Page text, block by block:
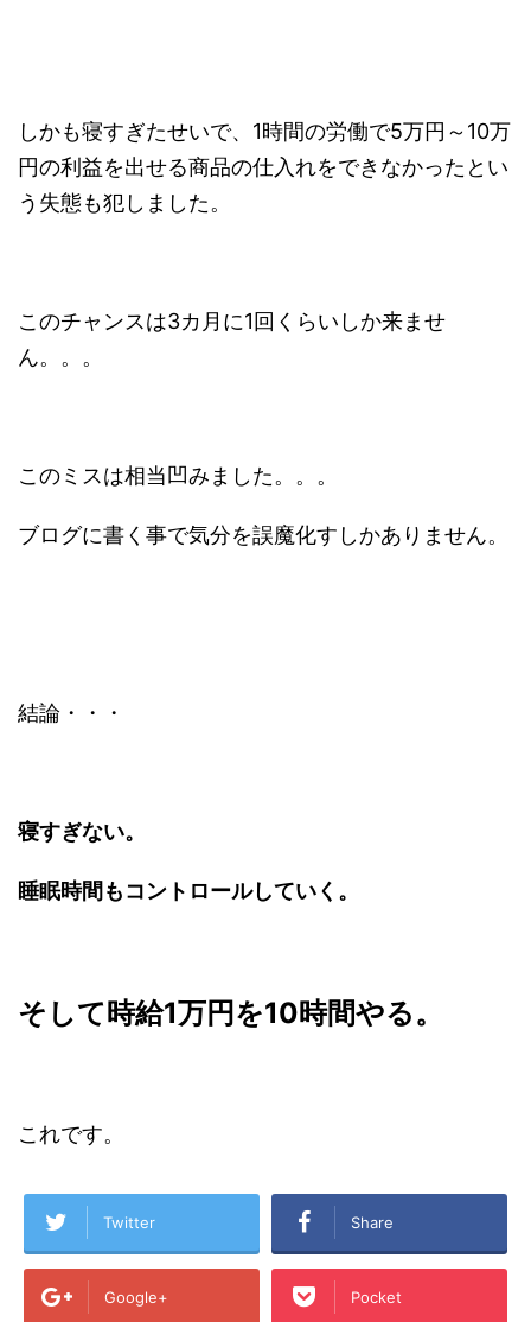
しかも寝すぎたせいで、1時間の労働で5万円～10万
円の利益を出せる商品の仕入れをできなかったとい
う失態も犯しました。
このチャンスは3カ月に1回くらいしか来ませ
ん。。。
このミスは相当凹みました。。。
ブログに書く事で気分を誤魔化すしかありません。
結論・・・
寝すぎない。
睡眠時間もコントロールしていく。
そして時給1万円を10時間やる。
これです。
Twitter Share
Google+ Pocket